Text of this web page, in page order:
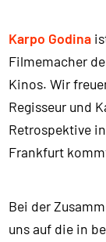
Karpo Godina
Filmemacher
Kinos. Wir
Regisseur und
Retrospektive
Frankfurt
Bei der
uns auf die in